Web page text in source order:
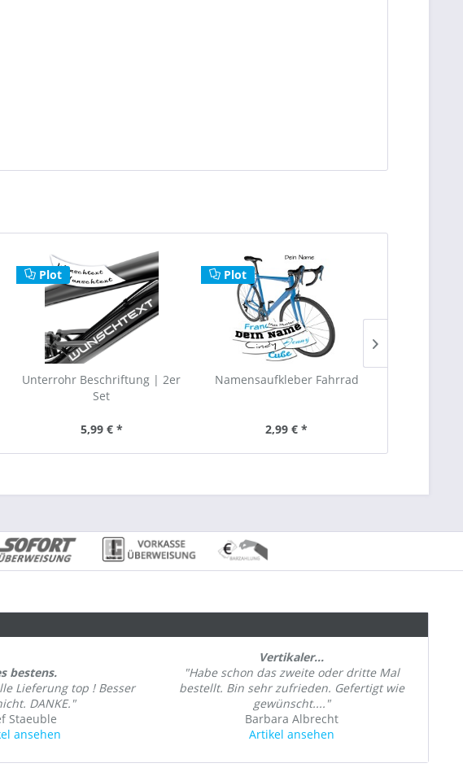
Plot
Unterrohr Beschriftung | 2er
Set
5,99 € *
Plot
Namensaufkleber Fahrrad
2,99 € *
bestens.
Lieferung top ! Besser
DANKE."
Staeuble
ansehen
Vertikaler...
"Habe schon das zweite oder dritte Mal
bestellt. Bin sehr zufrieden. Gefertigt wie
gewünscht...."
Barbara Albrecht
Artikel ansehen